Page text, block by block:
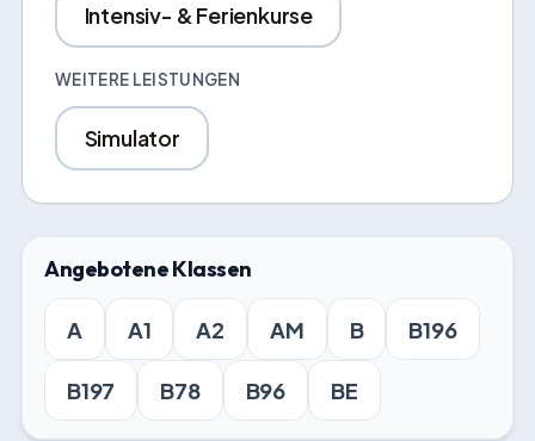
Intensiv- & Ferienkurse
WEITERE LEISTUNGEN
Simulator
Angebotene Klassen
A A1 A2 AM B B196
B197 B78 B96 BE